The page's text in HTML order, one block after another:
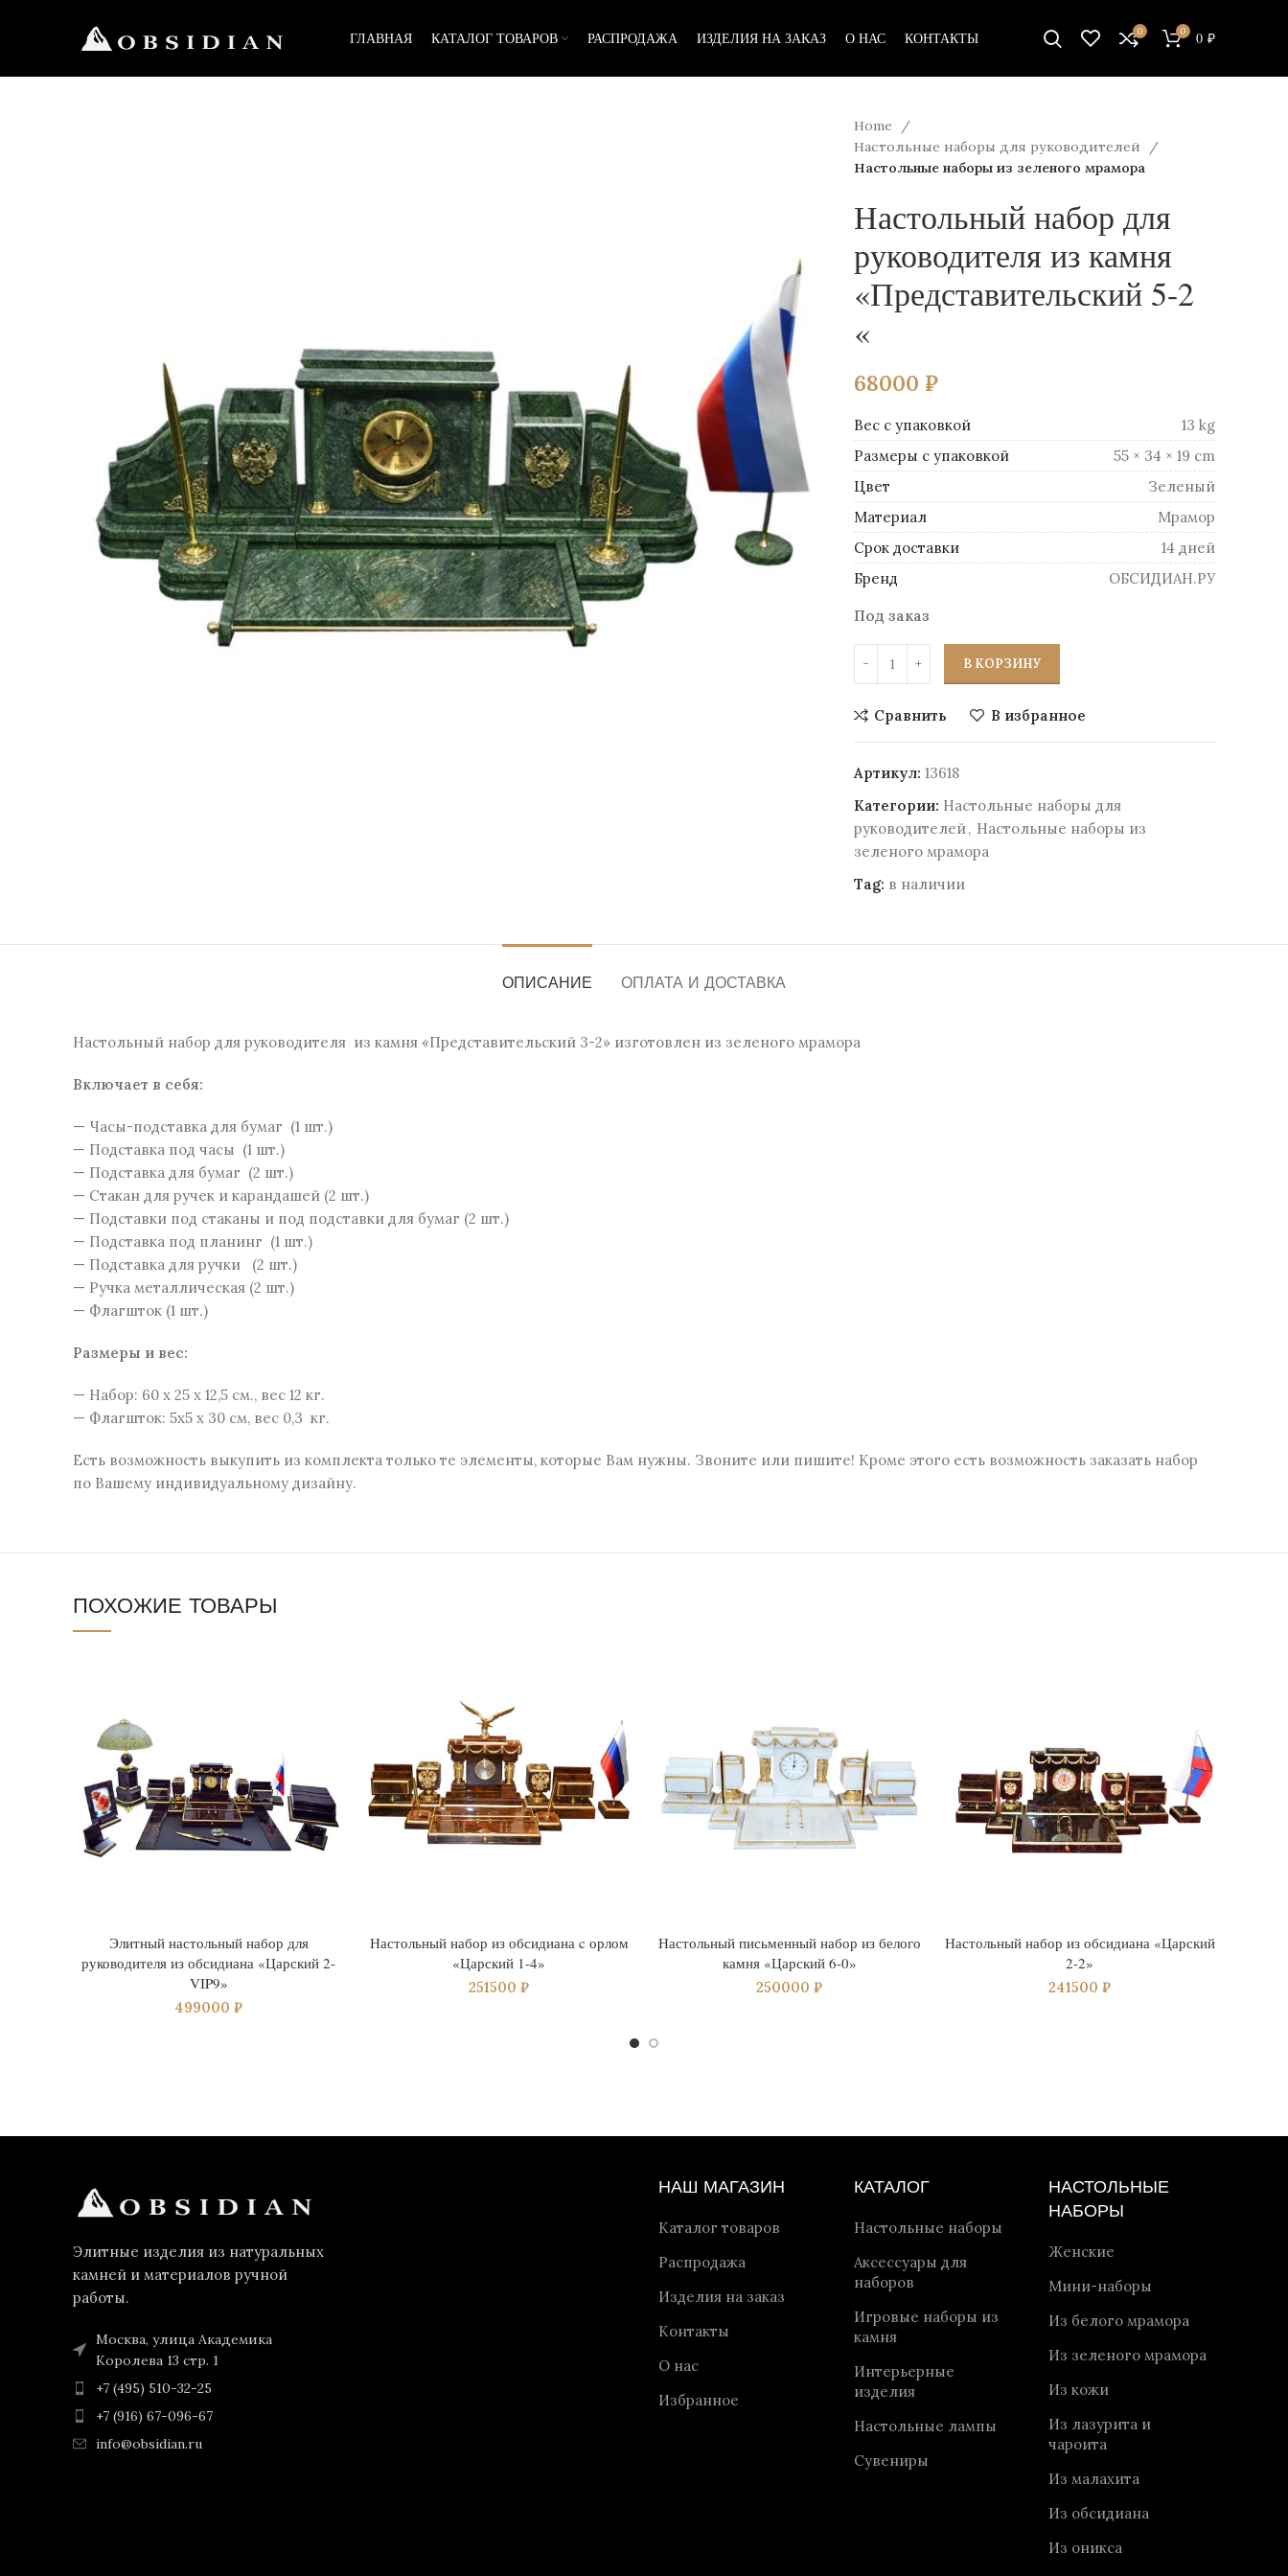
ГЛАВНАЯ КАТАЛОГ ТОВАРОВ РАСПРОДАЖА ИЗДЕЛИЯ НА ЗАКАЗ О НАС КОНТАКТЫ 0 0 0 ₽
Home
Настольные наборы для руководителей
Настольные наборы из зеленого мрамора
Настольный набор для
руководителя из камня
«Представительский 5-2
«
68000 ₽
Вес
13 kg
Размеры
55 × 34 × 19 cm
Цвет
Зеленый
Материал
Mрамор
Срок доставки
14 дней
Бренд
ОБСИДИАН.РУ
Под заказ
В КОРЗИНУ
Сравнить В избранное
Артикул: 13618
Категории: Настольные наборы для
руководителей, Настольные наборы из
зеленого мрамора
Tag: в наличии
ОПИСАНИЕ ОПЛАТА И ДОСТАВКА
Настольный набор для руководителя из камня «Представительский 3-2» изготовлен из зеленого мрамора
Включает в себя:
— Часы-подставка для бумаг (1 шт.)
— Подставка под часы (1 шт.)
— Подставка для бумаг (2 шт.)
— Стакан для ручек и карандашей (2 шт.)
— Подставки под стаканы и под подставки для бумаг (2 шт.)
— Подставка под планинг (1 шт.)
— Подставка для ручки (2 шт.)
— Ручка металлическая (2 шт.)
— Флагшток (1 шт.)
Размеры и веc:
— Набор: 60 x 25 x 12,5 см., вес 12 кг.
— Флагшток: 5х5 х 30 см, вес 0,3 кг.
Есть возможность выкупить из комплекта только те элементы, которые Вам нужны. Звоните или пишите! Кроме этого есть возможность заказать набор
по Вашему индивидуальному дизайну.
ПОХОЖИЕ ТОВАРЫ
Элитный настольный набор для
руководителя из обсидиана «Царский 2-
VIP9»
499000 ₽
Настольный набор из обсидиана c орлом
«Царский 1-4»
251500 ₽
Настольный письменный набор из белого
камня «Царский 6-0»
250000 ₽
Настольный набор из обсидиана «Царский
2-2»
241500 ₽
Элитные изделия из натуральных
камней и материалов ручной
работы.
Москва, улица Академика
Королева 13 стр. 1
+7 (495) 510-32-25
+7 (916) 67-096-67
info@obsidian.ru
НАШ МАГАЗИН
Каталог товаров
Распродажа
Изделия на заказ
Контакты
О нас
Избранное
КАТАЛОГ
Настольные наборы
Аксессуары для
наборов
Игровые наборы из
камня
Интерьерные
изделия
Настольные лампы
Сувениры
НАСТОЛЬНЫЕ
НАБОРЫ
Женские
Мини-наборы
Из белого мрамора
Из зеленого мрамора
Из кожи
Из лазурита и
чароита
Из малахита
Из обсидиана
Из оникса